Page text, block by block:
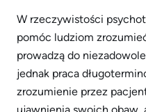
W rzeczywistości
pomóc ludziom
prowadzą do
jednak praca
zrozumienie przez